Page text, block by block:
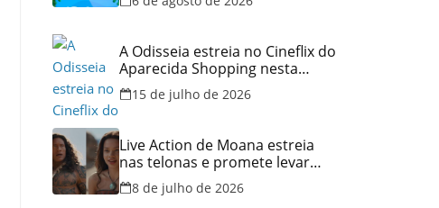
Aparecida Shopping
A Odisseia estreia no Cineflix do
Aparecida Shopping nesta
quinta, 16
15 de julho de 2026
Live Action de Moana estreia
nas telonas e promete levar
aventura e emoção ao Cineflix
do Aparecida Shopping
8 de julho de 2026